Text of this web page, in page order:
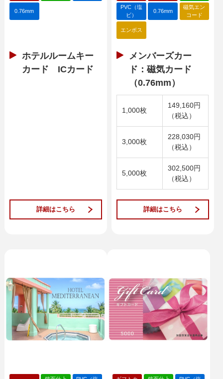
0.76mm
ホテルルームキー
カード ICカード
詳細はこちら
PVC（塩
ビ）
0.76mm
磁気エン
コード
エンボス
メンバーズカー
ド：磁気カード
（0.76mm）
1,000枚
149,160円
（税込）
3,000枚
228,030円
（税込）
5,000枚
302,500円
（税込）
詳細はこちら